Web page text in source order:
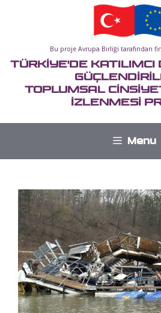
Bu proje Avrupa Birliği tarafından
TÜRKİYE'DE KATILIMCI
TOPLUMSAL
İZLENMESİ
Menu